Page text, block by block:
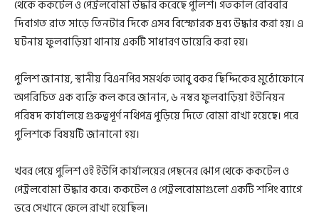
থেকে ককটেল ও পেট্রলবোমা উদ্ধার করেছে পুলিশ। গতকাল রোববার
দিবাগত রাত সাড়ে তিনটার দিকে এসব বিস্ফোরক দ্রব্য উদ্ধার করা হয়। এ
ঘটনায় ফুলবাড়িয়া থানায় একটি সাধারণ ডায়েরি করা হয়।
পুলিশ জানায়, স্থানীয় বিএনপির সমর্থক আবু বকর ছিদ্দিকের মুঠোফোনে
অপরিচিত এক ব্যক্তি কল করে জানান, ৬ নম্বর ফুলবাড়িয়া ইউনিয়ন
পরিষদ কার্যালয়ে গুরুত্বপূর্ণ নথিপত্র পুড়িয়ে দিতে বোমা রাখা হয়েছে। পরে
পুলিশকে বিষয়টি জানানো হয়।
খবর পেয়ে পুলিশ ওই ইউপি কার্যালয়ের পেছনের ঝোপ থেকে ককটেল ও
পেট্রলবোমা উদ্ধার করে। ককটেল ও পেট্রলবোমাগুলো একটি শপিং ব্যাগে
ভরে সেখানে ফেলে রাখা হয়েছিল।